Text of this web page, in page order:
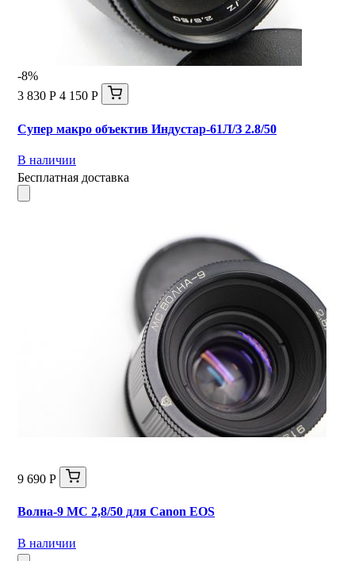
-8%
3 830 Р 4 150 Р
Супер макро объектив Индустар-61Л/З 2.8/50
В наличии
Бесплатная доставка
9 690 Р
Волна-9 МС 2,8/50 для Canon EOS
В наличии